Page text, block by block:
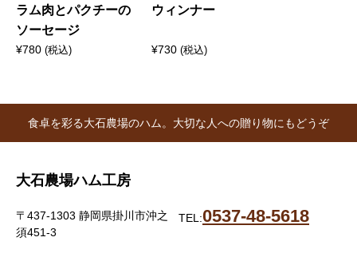
ラム肉とパクチーの
ソーセージ
¥780 (税込)
ウィンナー
¥730 (税込)
食卓を彩る大石農場のハム。大切な人への贈り物にもどうぞ
大石農場ハム工房
〒437-1303 静岡県掛川市沖之
須451-3
TEL:0537-48-5618